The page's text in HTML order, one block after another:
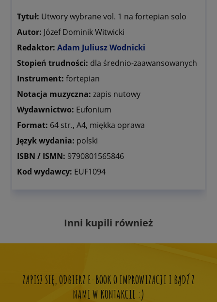
Tytuł: Utwory wybrane vol. 1 na fortepian solo
Autor: Józef Dominik Witwicki
Redaktor: Adam Juliusz Wodnicki
Stopień trudności: dla średnio-zaawansowanych
Instrument: fortepian
Notacja muzyczna: zapis nutowy
Wydawnictwo: Eufonium
Format: 64 str., A4, miękka oprawa
Język wydania: polski
ISBN / ISMN: 9790801565846
Kod wydawcy: EUF1094
Inni kupili również
ZAPISZ SIĘ, ODBIERZ E-BOOK O IMPROWIZACJI I BĄDŹ Z
NAMI W KONTAKCIE :)